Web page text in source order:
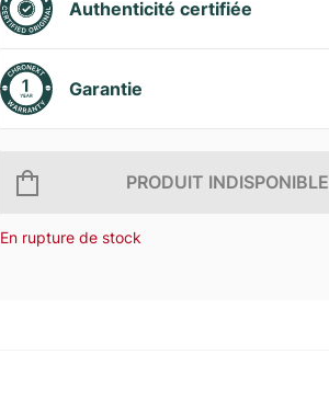
Authenticité certifiée
Garantie
PRODUIT INDISPONIBLE
En rupture de stock